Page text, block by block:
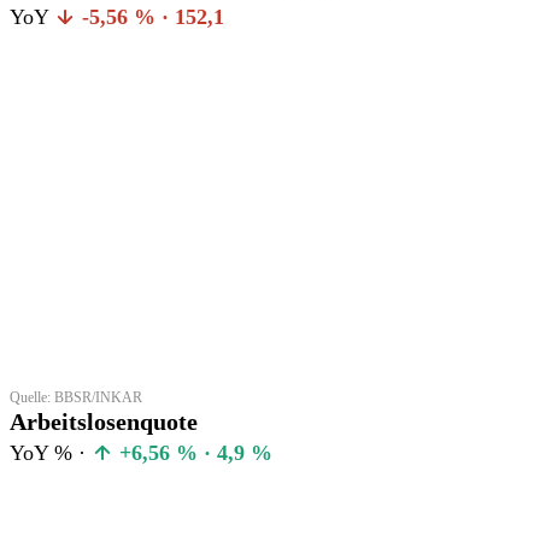
YoY -5,56 % · 152,1
Quelle: BBSR/INKAR
Arbeitslosenquote
YoY % · +6,56 % · 4,9 %